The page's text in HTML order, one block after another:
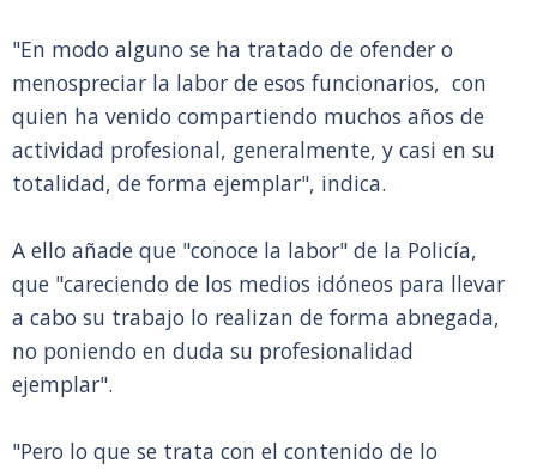
"En modo alguno se ha tratado de ofender o
menospreciar la labor de esos funcionarios, con
quien ha venido compartiendo muchos años de
actividad profesional, generalmente, y casi en su
totalidad, de forma ejemplar", indica.
A ello añade que "conoce la labor" de la Policía,
que "careciendo de los medios idóneos para llevar
a cabo su trabajo lo realizan de forma abnegada,
no poniendo en duda su profesionalidad
ejemplar".
"Pero lo que se trata con el contenido de lo